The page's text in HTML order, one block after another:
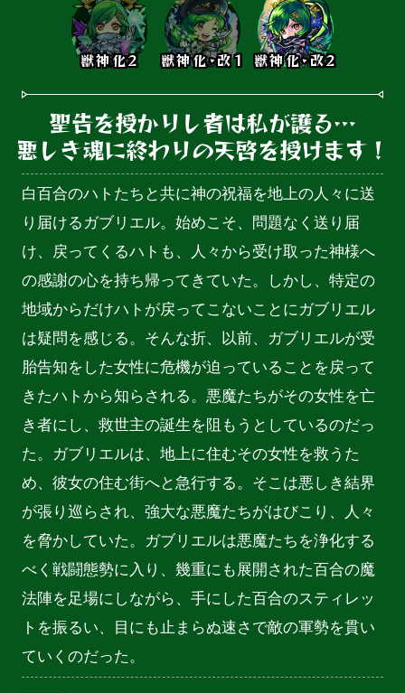
獣神化2 獣神化･改1 獣神化･改2
聖告を授かりし者は私が護る…
悪しき魂に終わりの天啓を授けます！
白百合のハトたちと共に神の祝福を地上の人々に送
り届けるガブリエル。始めこそ、問題なく送り届
け、戻ってくるハトも、人々から受け取った神様へ
の感謝の心を持ち帰ってきていた。しかし、特定の
地域からだけハトが戻ってこないことにガブリエル
は疑問を感じる。そんな折、以前、ガブリエルが受
胎告知をした女性に危機が迫っていることを戻って
きたハトから知らされる。悪魔たちがその女性を亡
き者にし、救世主の誕生を阻もうとしているのだっ
た。ガブリエルは、地上に住むその女性を救うた
め、彼女の住む街へと急行する。そこは悪しき結界
が張り巡らされ、強大な悪魔たちがはびこり、人々
を脅かしていた。ガブリエルは悪魔たちを浄化する
べく戦闘態勢に入り、幾重にも展開された百合の魔
法陣を足場にしながら、手にした百合のスティレッ
トを振るい、目にも止まらぬ速さで敵の軍勢を貫い
ていくのだった。